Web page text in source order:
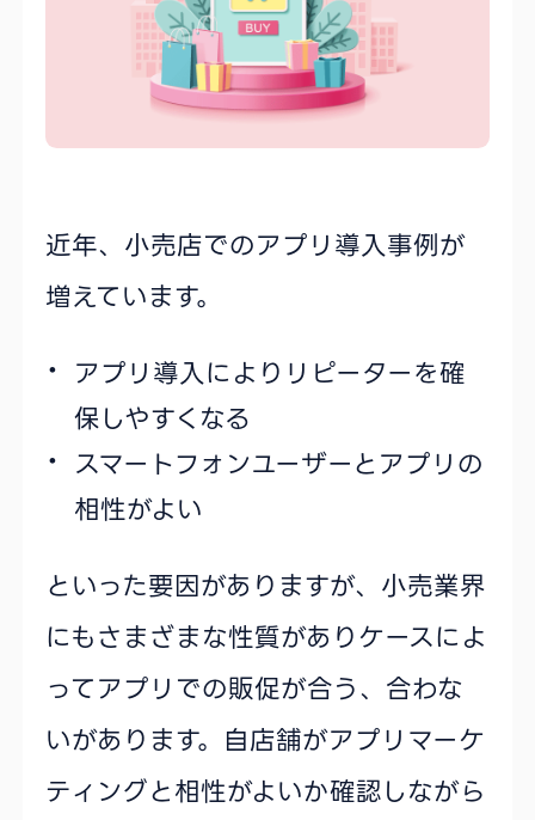
近年、小売店でのアプリ導入事例が
増えています。
アプリ導入によりリピーターを確
保しやすくなる
スマートフォンユーザーとアプリの
相性がよい
といった要因がありますが、小売業界
にもさまざまな性質がありケースによ
ってアプリでの販促が合う、合わな
いがあります。自店舗がアプリマーケ
ティングと相性がよいか確認しながら